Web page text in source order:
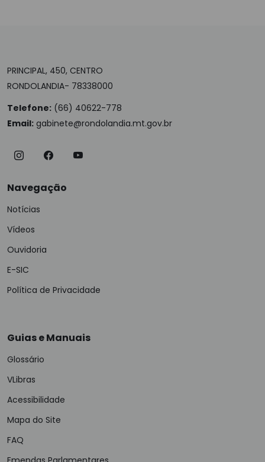
PRINCIPAL, 450, CENTRO
RONDOLANDIA- 78338000
Telefone: (66) 40622-778
Email: gabinete@rondolandia.mt.gov.br
Navegação
Notícias
Vídeos
Ouvidoria
E-SIC
Política de Privacidade
Guias e Manuais
Glossário
VLibras
Acessibilidade
Mapa do Site
FAQ